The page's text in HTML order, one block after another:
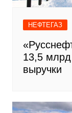
НЕФТЕГАЗ
13,5
выручки